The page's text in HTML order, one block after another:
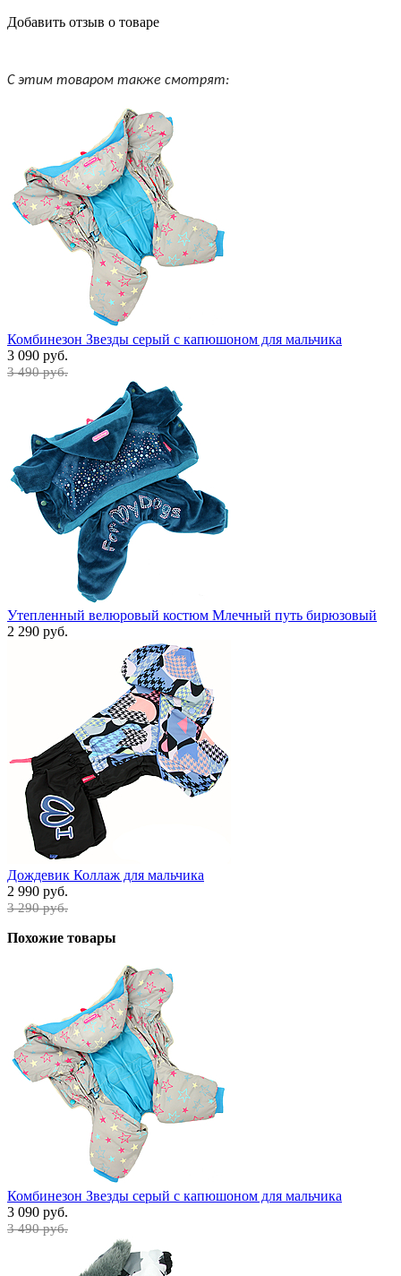
Добавить отзыв о товаре
С этим товаром также смотрят:
Комбинезон Звезды серый с капюшоном для мальчика
3 090 руб.
3 490 руб.
Утепленный велюровый костюм Млечный путь бирюзовый
2 290 руб.
Дождевик Коллаж для мальчика
2 990 руб.
3 290 руб.
Похожие товары
Комбинезон Звезды серый с капюшоном для мальчика
3 090 руб.
3 490 руб.